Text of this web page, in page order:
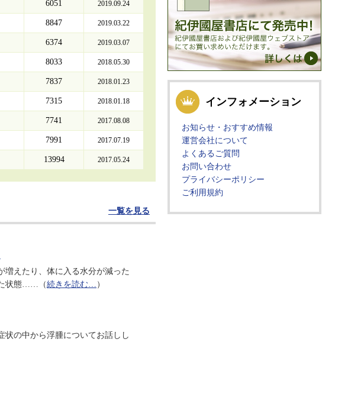
6051 2019.09.24
8847 2019.03.22
6374 2019.03.07
8033 2018.05.30
7837 2018.01.23
7315 2018.01.18
7741 2017.08.08
7991 2017.07.19
13994 2017.05.24
一覧を見る
増えたり、体に入る水分が減った
状態……（続きを読む… ）
状の中から浮腫についてお話しし
インフォメーション
お知らせ・おすすめ情報
運営会社について
よくあるご質問
お問い合わせ
プライバシーポリシー
ご利用規約